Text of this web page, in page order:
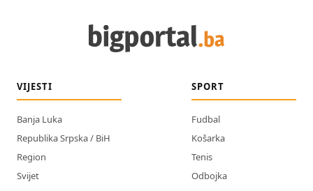
VIJESTI
Banja Luka
Republika Srpska / BiH
Region
Svijet
SPORT
Fudbal
Košarka
Tenis
Odbojka